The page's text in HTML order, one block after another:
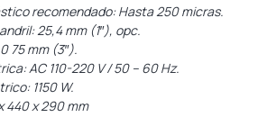
recomendado: Hasta 250 micras.
25,4 mm (1″), opc.
75 mm (3″).
AC 110-220 V / 50 – 60 Hz.
1150 W.
440 x 290 mm